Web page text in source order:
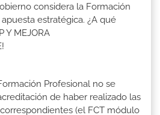
considera la Formación
estratégica. ¿A qué
Y MEJORA
Profesional no se
de haber realizado las
(el FCT módulo